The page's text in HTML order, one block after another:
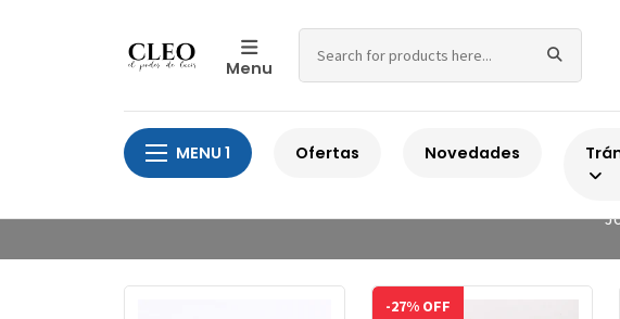
Menu
MENU 1 Ofertas Novedades
-27% OFF